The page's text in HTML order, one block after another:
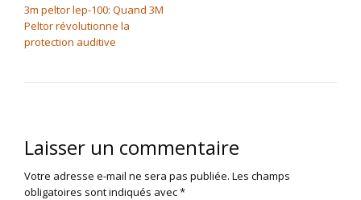
3m peltor lep-100: Quand 3M
Peltor révolutionne la
protection auditive
Laisser un commentaire
Votre adresse e-mail ne sera pas publiée. Les champs
obligatoires sont indiqués avec*